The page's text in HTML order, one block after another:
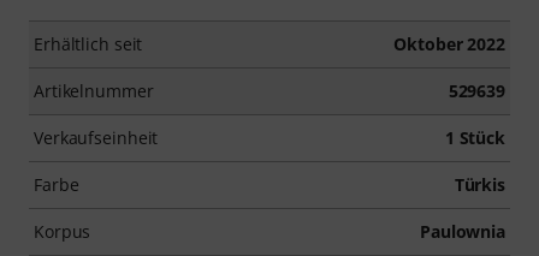
Erhältlich seit Oktober 2022
Artikelnummer 529639
Verkaufseinheit 1 Stück
Farbe Türkis
Korpus Paulownia